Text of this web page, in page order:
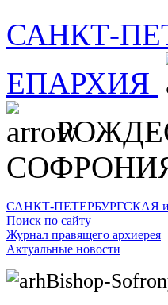
САНКТ-
ЕПАРХИЯ
СОФРОНИЯ
САНКТ-ПЕТЕРБУРГСКАЯ
Поиск по сайту
Журнал правящего архиерея
Актуальные новости